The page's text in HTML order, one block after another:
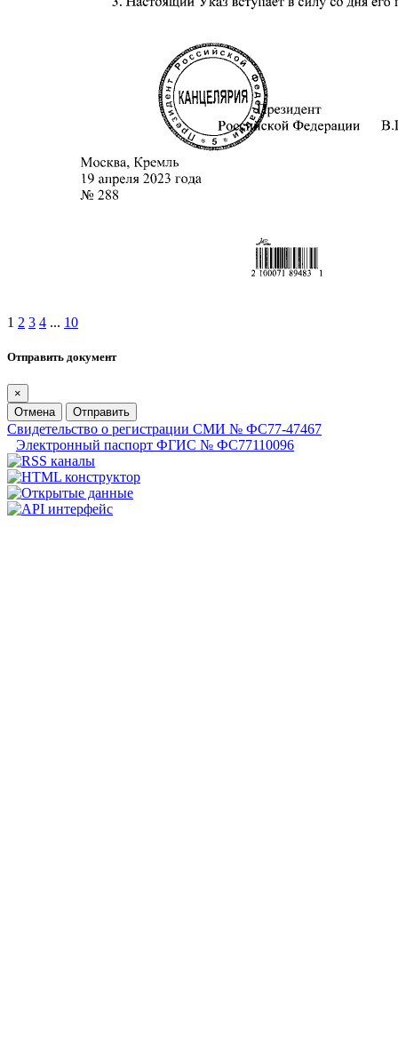
1 2 3 4 ... 10
Отправить документ
×
Отмена
Отправить
Свидетельство о регистрации СМИ № ФС77-47467
Электронный паспорт ФГИС № ФС77110096